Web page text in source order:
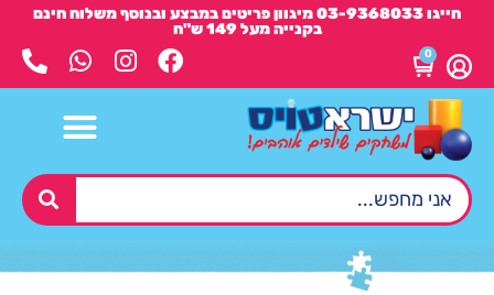
חייגו 03-9368033 מיגוון פריטים במבצע ובנוסף משלוח חינם
בקנייה מעל 149 ש"ח
0